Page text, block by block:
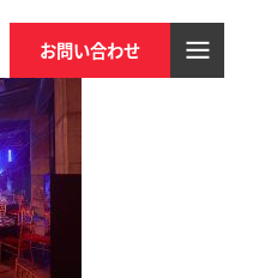
お問い合わせ